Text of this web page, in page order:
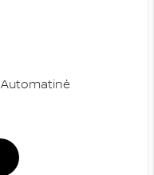
Automatinė